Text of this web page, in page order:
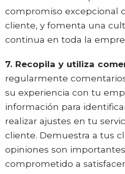
compromiso excepcional
cliente, y fomenta una
continua en toda la
7. Recopila y utiliza
regularmente
su experiencia con tu
información para
realizar ajustes en tu
cliente. Demuestra a tus
opiniones son
comprometido a